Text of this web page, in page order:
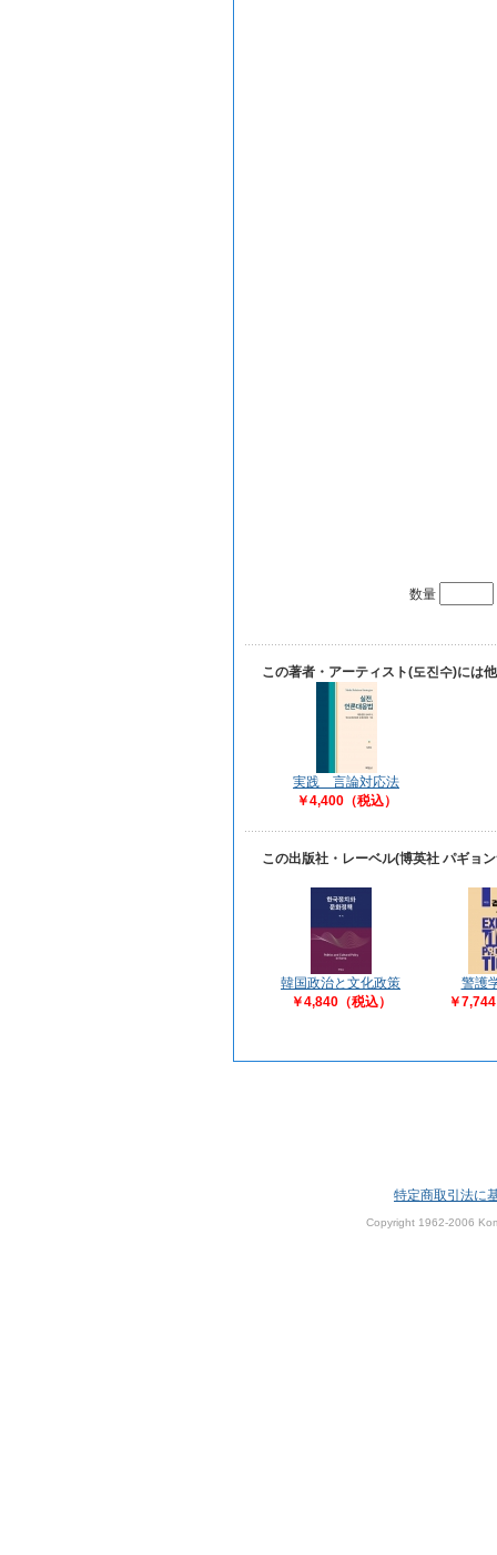
数量
この著者・アーティスト(도진수)には
実践 言論対応法
￥4,400（税込）
この出版社・レーベル(博英社 パギョ
韓国政治と文化政策
￥4,840（税込）
警護
￥
特定商取引法に
Copyright 1962-2006